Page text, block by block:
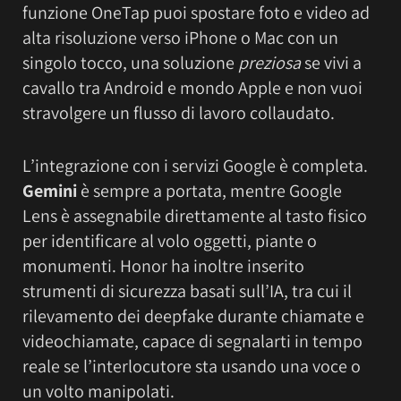
funzione OneTap puoi spostare foto e video ad
alta risoluzione verso iPhone o Mac con un
singolo tocco, una soluzione preziosase vivi a
cavallo tra Android e mondo Apple e non vuoi
stravolgere un flusso di lavoro collaudato.
L’integrazione con i servizi Google è completa.
Geminiè sempre a portata, mentre Google
Lens è assegnabile direttamente al tasto fisico
per identificare al volo oggetti, piante o
monumenti. Honor ha inoltre inserito
strumenti di sicurezza basati sull’IA, tra cui il
rilevamento dei deepfake durante chiamate e
videochiamate, capace di segnalarti in tempo
reale se l’interlocutore sta usando una voce o
un volto manipolati.